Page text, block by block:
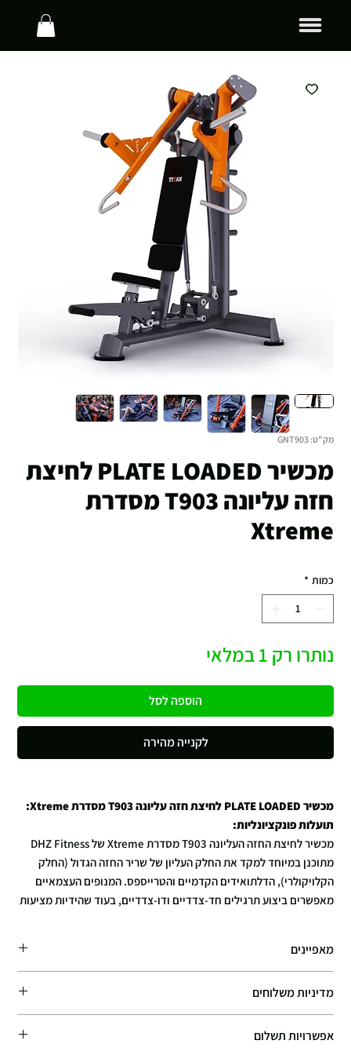
מק"ט: GNT903
מכשיר PLATE LOADED לחיצת
חזה עליונה T903 מסדרת
Xtreme
כמות *
נותרו רק 1 במלאי
הוספה לסל
לקנייה מהירה
מכשיר PLATE LOADED לחיצת חזה עליונה T903 מסדרת Xtreme:
תועלות פונקציונליות:
מכשיר לחיצת החזה העליונה T903 מסדרת Xtreme של DHZ Fitness
מתוכנן במיוחד למקד את החלק העליון של שריר החזה הגדול (החלק
הקלויקולרי), הדלתואידים הקדמיים והטרייספס. המנופים העצמאיים
מאפשרים ביצוע תרגילים חד-צדדיים ודו-צדדיים, בעוד שהידיות מציעות
ובתחילת התנועה, להבטחת חוויית אימון חלקה ויעילה.
תקציר על חברת DHZ Fitness:
DHZ Fitness היא אחת מהחברות הגדולות והמובילות בעולם בתחום
ייצור ציוד כושר מקצועי, והיצרנית גם למותגים הגדולים בעולם כגון LIFE
מאפיינים
מידות:1690 מ"מ (אורך) x 1625 מ"מ (רוחב) x 1950 מ"מ (גובה)
משקל עצמי:200 ק"ג
מדיניות משלוחים
את ההזמנות במהירות האפשרית, ובמקרים רבים המוצרים מגיעים מוקדם
אפשרויות תשלום